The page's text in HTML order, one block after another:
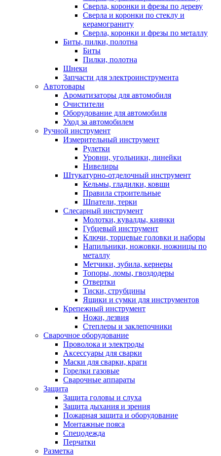
Сверла, коронки и фрезы по дереву
Сверла и коронки по стеклу и
керамограниту
Сверла, коронки и фрезы по металлу
Биты, пилки, полотна
Биты
Пилки, полотна
Шнеки
Запчасти для электроинструмента
Автотовары
Ароматизаторы для автомобиля
Очистители
Оборудование для автомобиля
Уход за автомобилем
Ручной инструмент
Измерительный инструмент
Рулетки
Уровни, угольники, линейки
Нивелиры
Штукатурно-отделочный инструмент
Кельмы, гладилки, ковши
Правила строительные
Шпатели, терки
Слесарный инструмент
Молотки, кувалды, киянки
Губцевый инструмент
Ключи, торцевые головки и наборы
Напильники, ножовки, ножницы по
металлу
Метчики, зубила, кернеры
Топоры, ломы, гвоздодеры
Отвертки
Тиски, струбцины
Ящики и сумки для инструментов
Крепежный инструмент
Ножи, лезвия
Степлеры и заклепочники
Сварочное оборудование
Проволока и электроды
Аксессуары для сварки
Маски для сварки, краги
Горелки газовые
Сварочные аппараты
Защита
Защита головы и слуха
Защита дыхания и зрения
Пожарная защита и оборудование
Монтажные пояса
Спецодежда
Перчатки
Разметка